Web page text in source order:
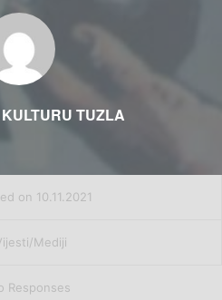
TUZLA
on 10.11.2021
Mediji
Responses